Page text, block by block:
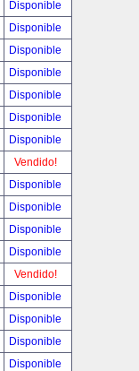
Disponible
Disponible
Disponible
Disponible
Disponible
Disponible
Disponible
Vendido!
Disponible
Disponible
Disponible
Disponible
Vendido!
Disponible
Disponible
Disponible
Disponible